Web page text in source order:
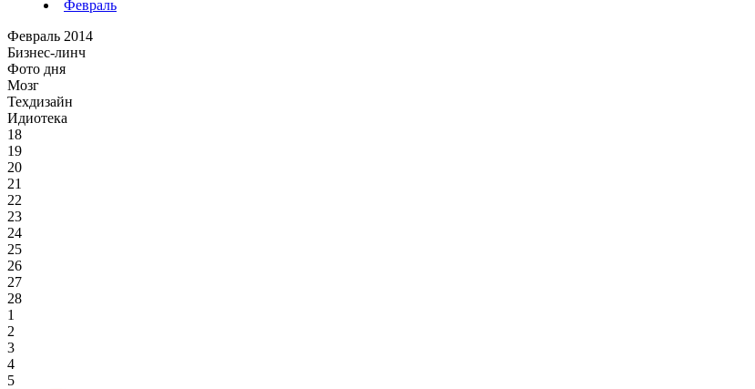
Февраль
Февраль 2014
Бизнес-линч
Фото дня
Мозг
Техдизайн
Идиотека
18
19
20
21
22
23
24
25
26
27
28
1
2
3
4
5